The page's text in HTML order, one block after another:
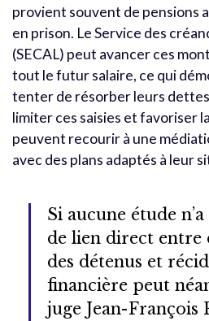
provient souvent de pensions
en prison. Le Service des
(SECAL) peut avancer ces
tout le futur salaire, ce qui
tenter de résorber leurs
limiter ces saisies et favoriser
peuvent recourir à une
avec des plans adaptés à leur
Si aucune étude
de lien direct entre
des détenus et
financière peut
juge Jean-François